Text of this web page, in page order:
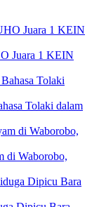
Juara 1 KEIN
Tolaki dalam
di Waborobo,